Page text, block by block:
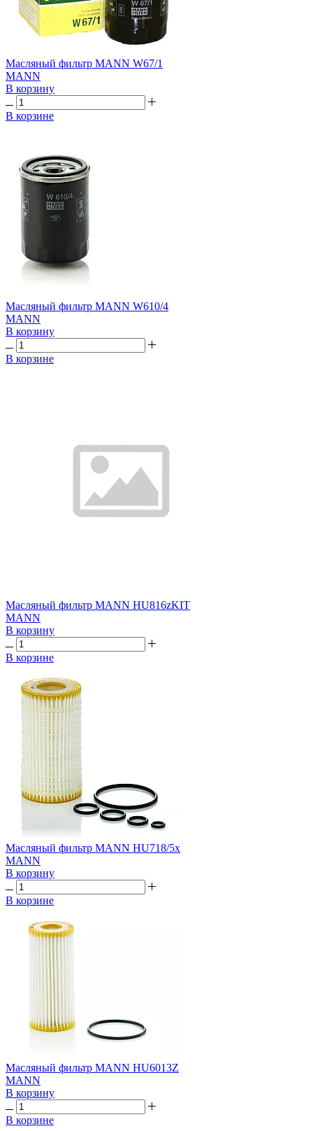
Масляный фильтр MANN W67/1
MANN
В корзину
В корзине
Масляный фильтр MANN W610/4
MANN
В корзину
В корзине
Масляный фильтр MANN HU816zKIT
MANN
В корзину
В корзине
Масляный фильтр MANN HU718/5x
MANN
В корзину
В корзине
Масляный фильтр MANN HU6013Z
MANN
В корзину
В корзине